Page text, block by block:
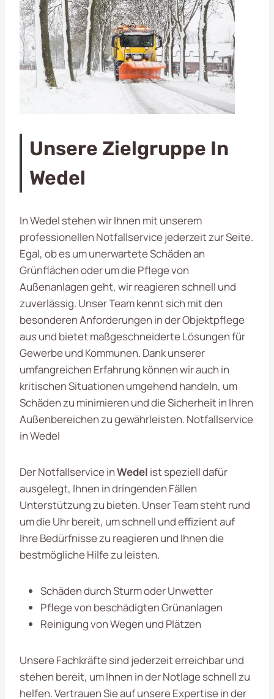
Unsere Zielgruppe In
Wedel
In Wedel stehen wir Ihnen mit unserem
professionellen Notfallservice jederzeit zur Seite.
Egal, ob es um unerwartete Schäden an
Grünflächen oder um die Pflege von
Außenanlagen geht, wir reagieren schnell und
zuverlässig. Unser Team kennt sich mit den
besonderen Anforderungen in der Objektpflege
aus und bietet maßgeschneiderte Lösungen für
Gewerbe und Kommunen. Dank unserer
umfangreichen Erfahrung können wir auch in
kritischen Situationen umgehend handeln, um
Schäden zu minimieren und die Sicherheit in Ihren
Außenbereichen zu gewährleisten. Notfallservice
in Wedel
Der Notfallservice inWedel ist speziell dafür
ausgelegt, Ihnen in dringenden Fällen
Unterstützung zu bieten. Unser Team steht rund
um die Uhr bereit, um schnell und effizient auf
Ihre Bedürfnisse zu reagieren und Ihnen die
bestmögliche Hilfe zu leisten.
Schäden durch Sturm oder Unwetter
Pflege von beschädigten Grünanlagen
Reinigung von Wegen und Plätzen
Unsere Fachkräfte sind jederzeit erreichbar und
stehen bereit, um Ihnen in der Notlage schnell zu
helfen. Vertrauen Sie auf unsere Expertise in der